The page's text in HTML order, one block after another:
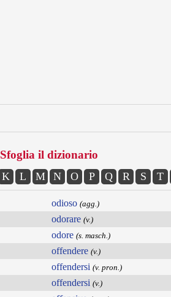
Sfoglia il dizionario
K L M N O P Q R S T
odioso (agg.)
odorare (v.)
odore (s. masch.)
offendere (v.)
offendersi (v. pron.)
offendersi (v.)